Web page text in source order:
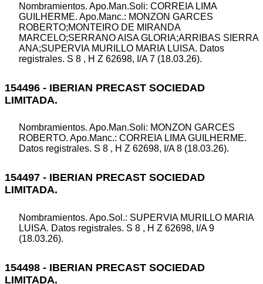
Nombramientos. Apo.Man.Soli: CORREIA LIMA
GUILHERME. Apo.Manc.: MONZON GARCES
ROBERTO;MONTEIRO DE MIRANDA
MARCELO;SERRANO AISA GLORIA;ARRIBAS SIERRA
ANA;SUPERVIA MURILLO MARIA LUISA. Datos
registrales. S 8 , H Z 62698, I/A 7 (18.03.26).
154496 - IBERIAN PRECAST SOCIEDAD
LIMITADA.
Nombramientos. Apo.Man.Soli: MONZON GARCES
ROBERTO. Apo.Manc.: CORREIA LIMA GUILHERME.
Datos registrales. S 8 , H Z 62698, I/A 8 (18.03.26).
154497 - IBERIAN PRECAST SOCIEDAD
LIMITADA.
Nombramientos. Apo.Sol.: SUPERVIA MURILLO MARIA
LUISA. Datos registrales. S 8 , H Z 62698, I/A 9
(18.03.26).
154498 - IBERIAN PRECAST SOCIEDAD
LIMITADA.